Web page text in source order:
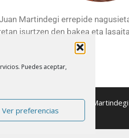
Puedes aceptar,
Ver preferencias
Martindegi errepide
isurtzen den bakea eta
© 2025 Juan Martindegi